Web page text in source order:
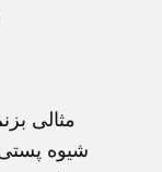
مثالی
شيوه